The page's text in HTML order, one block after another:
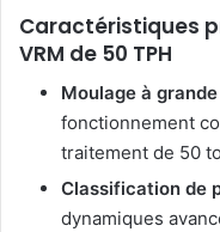
Caractéristiques
VRM de 50 TPH
Moulage à
fonctionnement
traitement de 50
Classification de
dynamiques